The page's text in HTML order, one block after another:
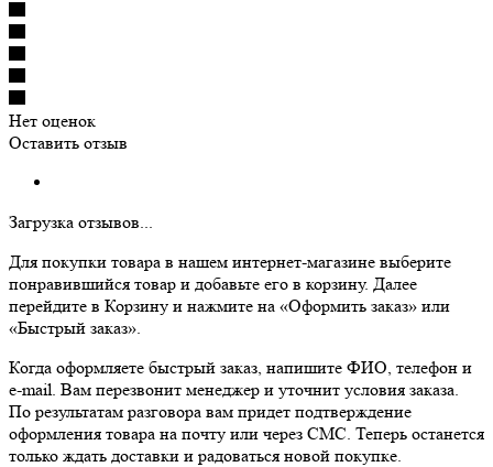
Нет оценок
Оставить отзыв
Загрузка отзывов...
Для покупки товара в нашем интернет-магазине выберите
понравившийся товар и добавьте его в корзину. Далее
перейдите в Корзину и нажмите на «Оформить заказ» или
«Быстрый заказ».
Когда оформляете быстрый заказ, напишите ФИО, телефон и
e-mail. Вам перезвонит менеджер и уточнит условия заказа.
По результатам разговора вам придет подтверждение
оформления товара на почту или через СМС. Теперь останется
только ждать доставки и радоваться новой покупке.